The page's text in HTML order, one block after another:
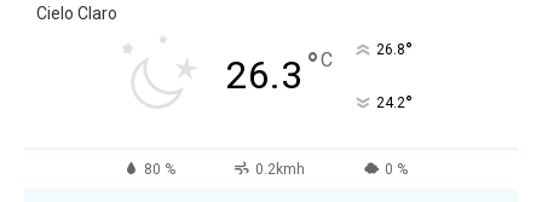
Cielo Claro
26.3 °C 26.8°
24.2°
80 % 0.2kmh 0 %